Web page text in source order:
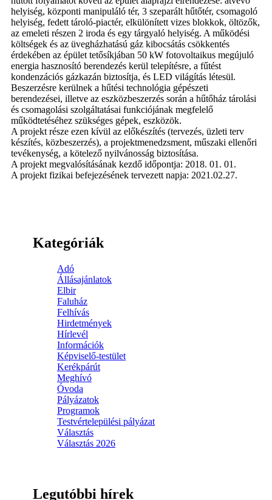
helyiség, központi manipuláló tér, 3 szeparált hűtőtér, csomagoló
helyiség, fedett tároló-piactér, elkülönített vizes blokkok, öltözők,
az emeleti részen 2 iroda és egy tárgyaló helyiség. A működési
költségek és az üvegházhatású gáz kibocsátás csökkentés
érdekében az épület tetősíkjában 50 kW fotovoltaikus megújuló
energia hasznosító berendezés kerül telepítésre, a fűtést
kondenzációs gázkazán biztosítja, és LED világítás létesül.
Beszerzésre kerülnek a hűtési technológia gépészeti
berendezései, illetve az eszközbeszerzés során a hűtőház tárolási
és csomagolási szolgáltatásai funkciójának megfelelő
működtetéséhez szükséges gépek, eszközök.
A projekt része ezen kívül az előkészítés (tervezés, üzleti terv
készítés, közbeszerzés), a projektmenedzsment, műszaki ellenőri
tevékenység, a kötelező nyilvánosság biztosítása.
A projekt megvalósításának kezdő időpontja: 2018. 01. 01.
A projekt fizikai befejezésének tervezett napja: 2021.02.27.
Kategóriák
Adó
Állásajánlatok
Elbir
Faluház
Felhívás
Hirdetmények
Hírlevél
Információk
Képviselő-testület
Kerékpárút
Meghívó
Óvoda
Pályázatok
Programok
Testvértelepülési pályázat
Választás
Választás 2026
Legutóbbi hírek